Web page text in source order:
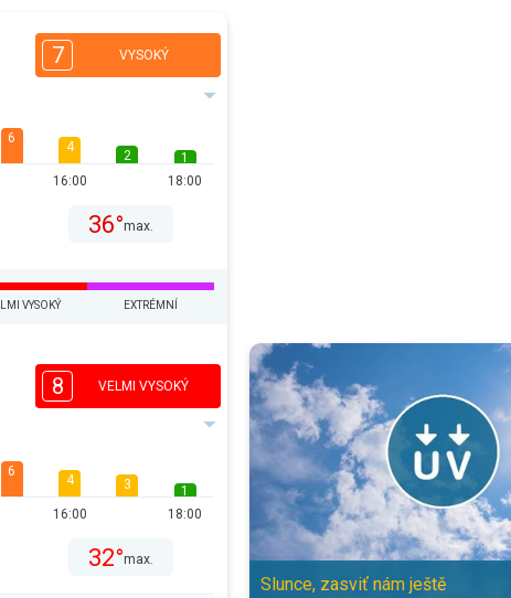
7 VYSOKÝ
6
4
16:00
2
1
18:00
36°max.
VYSOKÝ EXTRÉMNÍ
8 VELMI VYSOKÝ
6
4
16:00
3
1
18:00
32°max.
Pár minut ostrého slunce pro
Slunce, zasviť nám ještě